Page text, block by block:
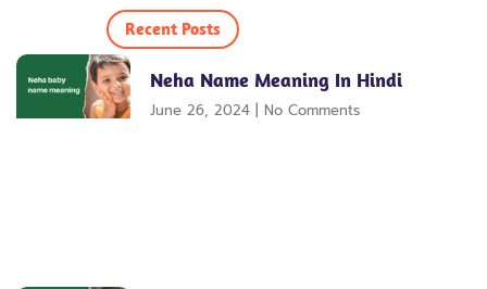
Recent Posts
Neha Name Meaning In Hindi
June 26, 2024 No Comments